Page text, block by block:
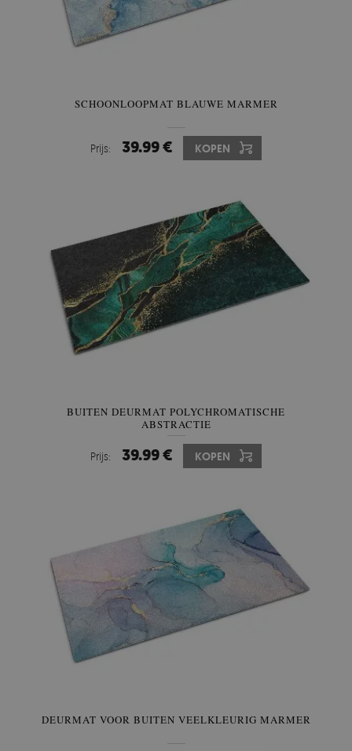
SCHOONLOOPMAT BLAUWE MARMER
Prijs: 39.99 € KOPEN
BUITEN DEURMAT POLYCHROMATISCHE
ABSTRACTIE
Prijs: 39.99 € KOPEN
DEURMAT VOOR BUITEN VEELKLEURIG MARMER